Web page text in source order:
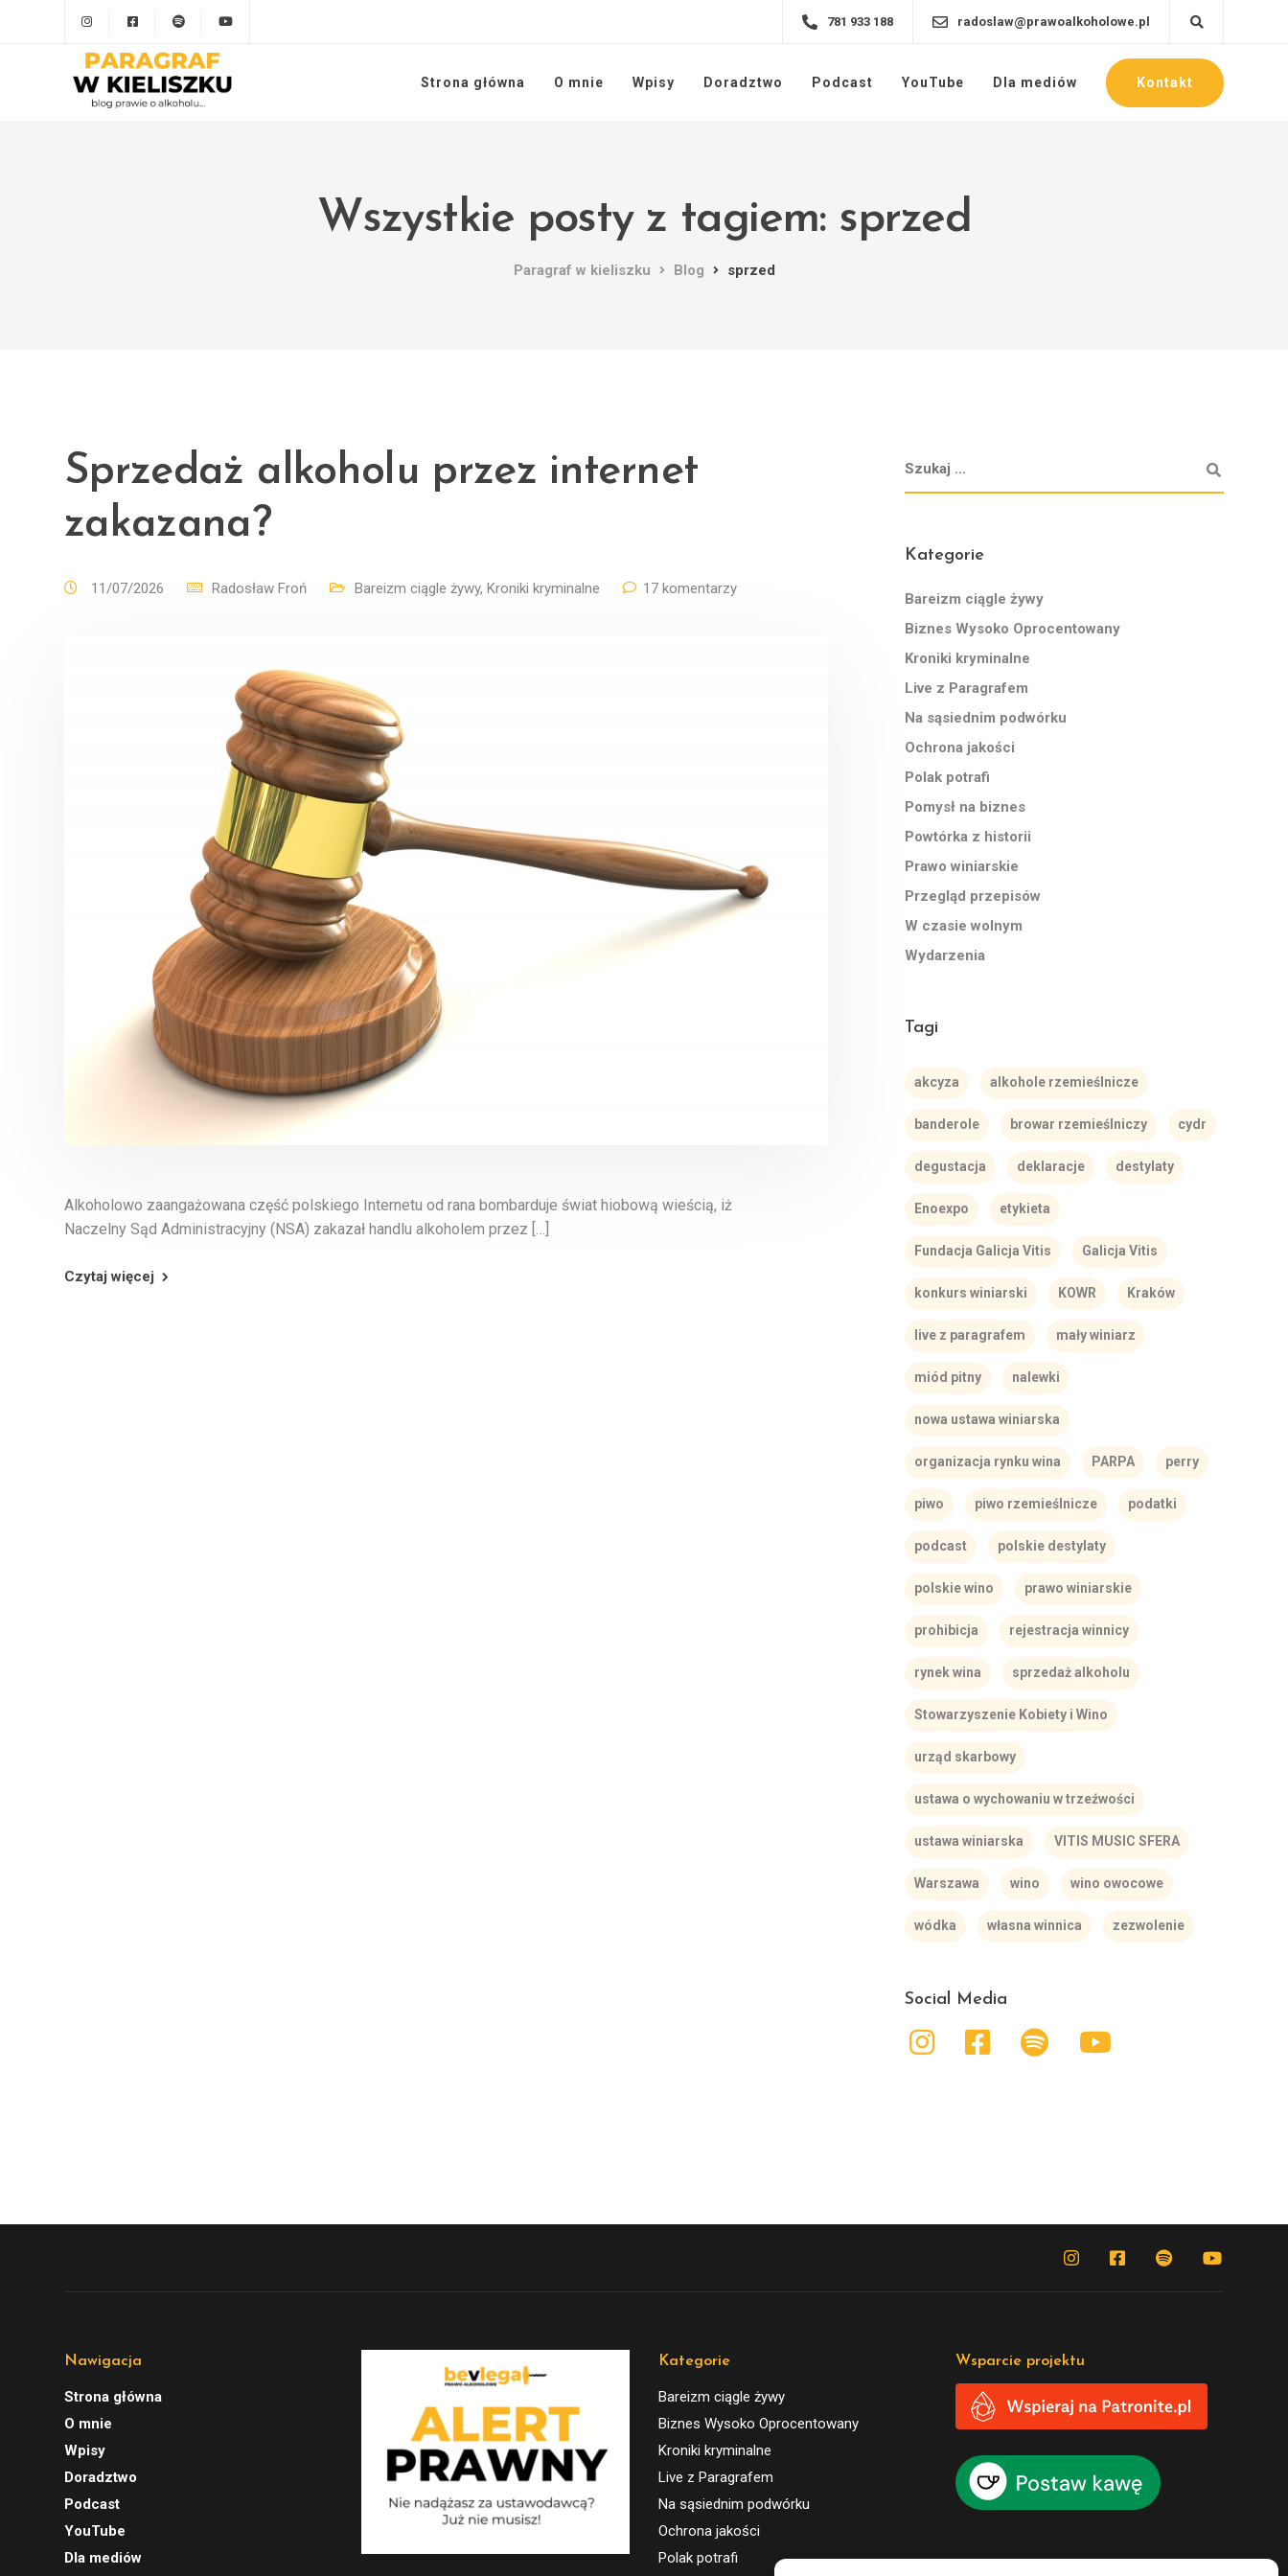
781 933 188 radoslaw@prawoalkoholowe.pl
Strona główna O mnie Wpisy Doradztwo Podcast YouTube Dla mediów Kontakt
Wszystkie posty z tagiem: sprzed
Paragraf w kieliszku Blog sprzed
Sprzedaż alkoholu przez internet
zakazana?
11/07/2026 Radosław Froń Bareizm ciągle żywy, Kroniki kryminalne 17 komentarzy
Alkoholowo zaangażowana część polskiego Internetu od rana bombarduje świat hiobową wieścią, iż
Naczelny Sąd Administracyjny (NSA) zakazał handlu alkoholem przez […]
Czytaj więcej
Kategorie
Bareizm ciągle żywy
Biznes Wysoko Oprocentowany
Kroniki kryminalne
Live z Paragrafem
Na sąsiednim podwórku
Ochrona jakości
Polak potrafi
Pomysł na biznes
Powtórka z historii
Prawo winiarskie
Przegląd przepisów
W czasie wolnym
Wydarzenia
Tagi
akcyza alkohole rzemieślnicze
banderole browar rzemieślniczy cydr
degustacja deklaracje destylaty
Enoexpo etykieta
Fundacja Galicja Vitis Galicja Vitis
konkurs winiarski KOWR Kraków
live z paragrafem mały winiarz
miód pitny nalewki
nowa ustawa winiarska
organizacja rynku wina PARPA perry
piwo piwo rzemieślnicze podatki
podcast polskie destylaty
polskie wino prawo winiarskie
prohibicja rejestracja winnicy
rynek wina sprzedaż alkoholu
Stowarzyszenie Kobiety i Wino
urząd skarbowy
ustawa o wychowaniu w trzeźwości
ustawa winiarska VITIS MUSIC SFERA
Warszawa wino wino owocowe
wódka własna winnica zezwolenie
Social Media
Nawigacja
Strona główna
O mnie
Wpisy
Doradztwo
Podcast
YouTube
Dla mediów
Kategorie
Bareizm ciągle żywy
Biznes Wysoko Oprocentowany
Kroniki kryminalne
Live z Paragrafem
Na sąsiednim podwórku
Ochrona jakości
Polak potrafi
Wsparcie projektu